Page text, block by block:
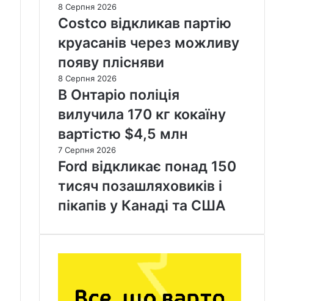
8 Серпня 2026
Costco відкликав партію
круасанів через можливу
появу плісняви
8 Серпня 2026
В Онтаріо поліція
вилучила 170 кг кокаїну
вартістю $4,5 млн
7 Серпня 2026
Ford відкликає понад 150
тисяч позашляховиків і
пікапів у Канаді та США